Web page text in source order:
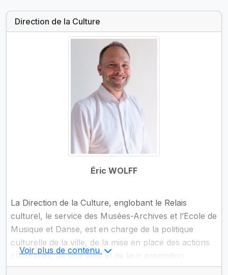
Direction de la Culture
Éric WOLFF
La Direction de la Culture, englobant le Relais
culturel, le service des Musées-Archives et l’Ecole de
Musique et Danse, est en charge de la politique
culturelle de la ville, de la mise en place des actions
culturelles, de leur suivi et de leur promotion.
Voir plus de contenu